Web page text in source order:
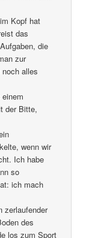
Kopf hat
das
die
zur
alles
der Bitte,
wenn wir
Ich habe
so
ich mach
zerlaufender
des
los zum Sport